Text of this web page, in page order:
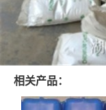
相关产品：